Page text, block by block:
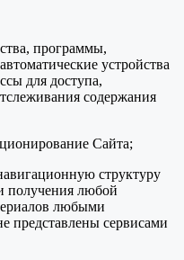
программы,
устройства
для доступа,
содержания
Сайта;
структуру
получения любой
любыми
представлены сервисами